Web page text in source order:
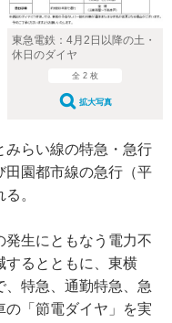
東急電鉄：4月2日以降の土・
休日のダイヤ
全 2 枚
拡大写真
みらい線の特急・急行
田園都市線の急行（平
。
生にともなう電力不
するとともに、東横
特急、通勤特急、急
「節電ダイヤ」を実